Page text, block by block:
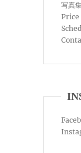
写真
Price